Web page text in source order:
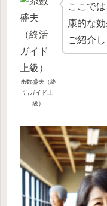
糸数盛夫（終
活ガイド上
級）
ここで
康的な
ご紹介し